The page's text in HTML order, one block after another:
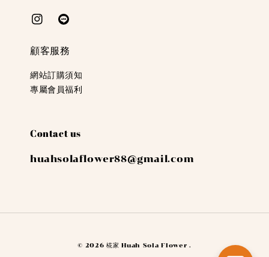
顧客服務
網站訂購須知
專屬會員福利
Contact us
huahsolaflower88@gmail.com
© 2026 椛家 Huah Sola Flower .